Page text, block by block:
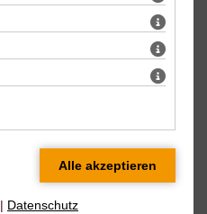
| Datenschutz